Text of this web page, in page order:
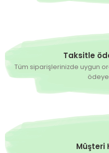
Taksitle
Tüm siparişlerinizde uygun
Müşteri